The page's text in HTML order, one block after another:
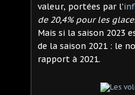
valeur, portées par l’
de 20,4% pour les
Mais si la saison 2023
de la saison 2021 : le
rapport à 2021.